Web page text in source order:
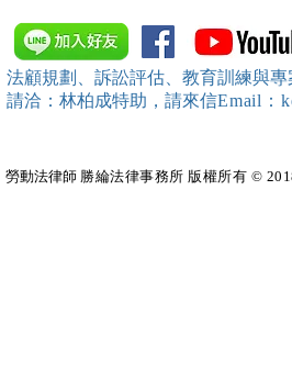
講座
法顧規劃、訴訟評估、教育訓練與專
請洽：林柏成特助 ，請來信Email：
勞動法律師​ 勝綸法律事務所 版權所有 ©